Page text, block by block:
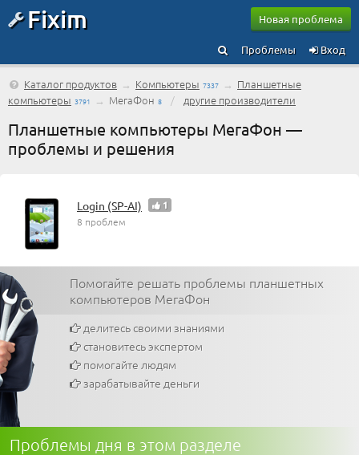
Fixim Новая проблема
Вход
Проблемы
Каталог продуктов → Компьютеры 7337 → Планшетные
компьютеры 3791 → МегаФон 8 / другие производители
Планшетные компьютеры МегаФон —
проблемы и решения
Login (SP-AI) 1
8 проблем
Помогайте решать проблемы планшетных
компьютеров МегаФон
делитесь своими знаниями
становитесь экспертом
помогайте людям
зарабатывайте деньги
Проблемы дня в этом разделе